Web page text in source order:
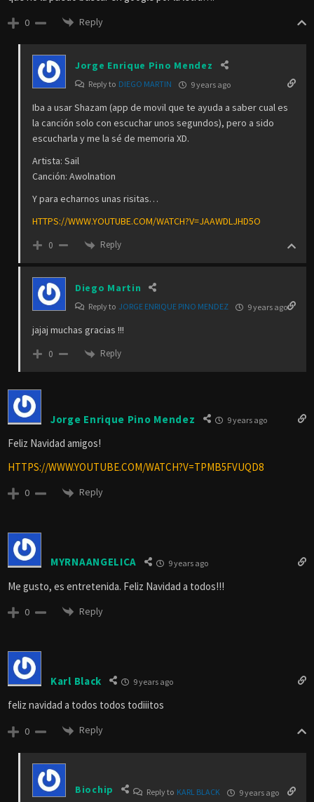
0 Reply
Jorge Enrique Pino Mendez
Reply to DIEGO MARTIN 9 years ago
Iba a usar Shazam (app de movil que te ayuda a saber cual es
la canción solo con escuchar unos segundos), pero a sido
escucharla y me la sé de memoria XD.
Artista: Sail
Canción: Awolnation
Y para echarnos unas risitas…
HTTPS://WWW.YOUTUBE.COM/WATCH?V=JAAWDLJHD5O
0 Reply
Diego Martin
Reply to JORGE ENRIQUE PINO MENDEZ 9 years ago
jajaj muchas gracias !!!
0 Reply
Jorge Enrique Pino Mendez 9 years ago
Feliz Navidad amigos!
HTTPS://WWW.YOUTUBE.COM/WATCH?V=TPMB5FVUQD8
0 Reply
MYRNAANGELICA 9 years ago
Me gusto, es entretenida. Feliz Navidad a todos!!!
0 Reply
Karl Black 9 years ago
feliz navidad a todos todos todiiitos
0 Reply
Biochip Reply to KARL BLACK 9 years ago